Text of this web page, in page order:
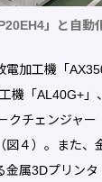
」と自動
加工機「
機「AL40G+」
クチェンジャー
図４）。また、
金属3Dプリン